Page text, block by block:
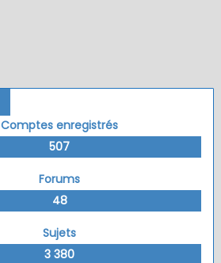
Comptes enregistrés
507
Forums
48
Sujets
3 380